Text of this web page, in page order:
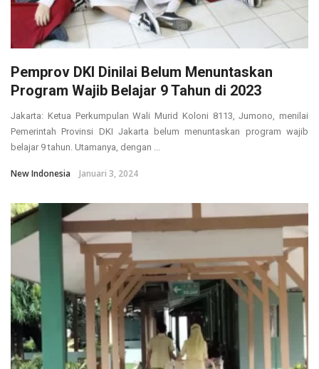
Pemprov DKI Dinilai Belum Menuntaskan
Program Wajib Belajar 9 Tahun di 2023
Jakarta: Ketua Perkumpulan Wali Murid Koloni 8113, Jumono, menilai
Pemerintah Provinsi DKI Jakarta belum menuntaskan program wajib
belajar 9 tahun. Utamanya, dengan ...
New Indonesia Januari 3, 2024